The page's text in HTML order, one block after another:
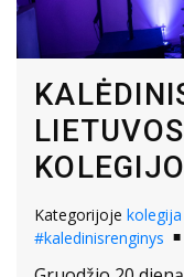
Kategorijoje kolegija
#kaledinisrenginys